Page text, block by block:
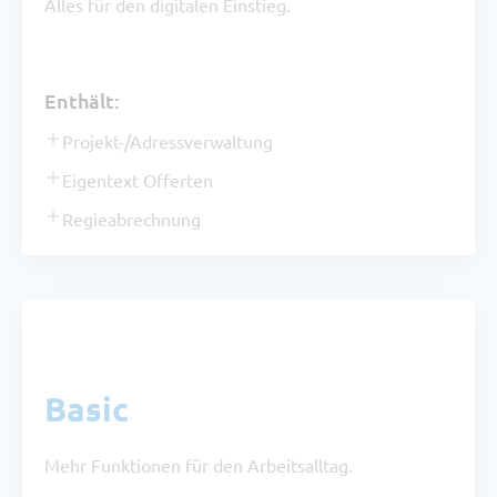
Enthält:
Projekt-/Adressverwaltung
Eigentext Offerten
Regieabrechnung
Basic
Mehr Funktionen für den Arbeitsalltag.